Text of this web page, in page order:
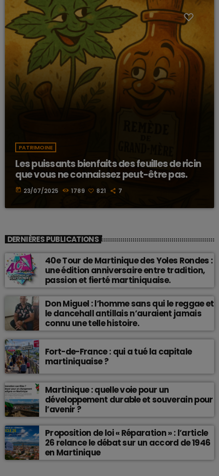
PATRIMOINE
Les puissants bienfaits des feuilles de ricin
que vous ne connaissez peut-être pas.
today 23/07/2025 1789 821 7
DERNIÈRES PUBLICATIONS
40e Tour de Martinique des Yoles Rondes :
une édition anniversaire entre tradition,
passion et fierté martiniquaise.
Don Miguel : l’homme sans qui le reggae et
le dancehall antillais n’auraient jamais
connu une telle histoire.
Fort-de-France : qui a tué la capitale
martiniquaise ?
Martinique : quelle voie pour un
développement durable et souverain pour
l’avenir ?
Proposition de loi « Réparation » : l’article
26 relance le débat sur un accord de 1946
en Martinique